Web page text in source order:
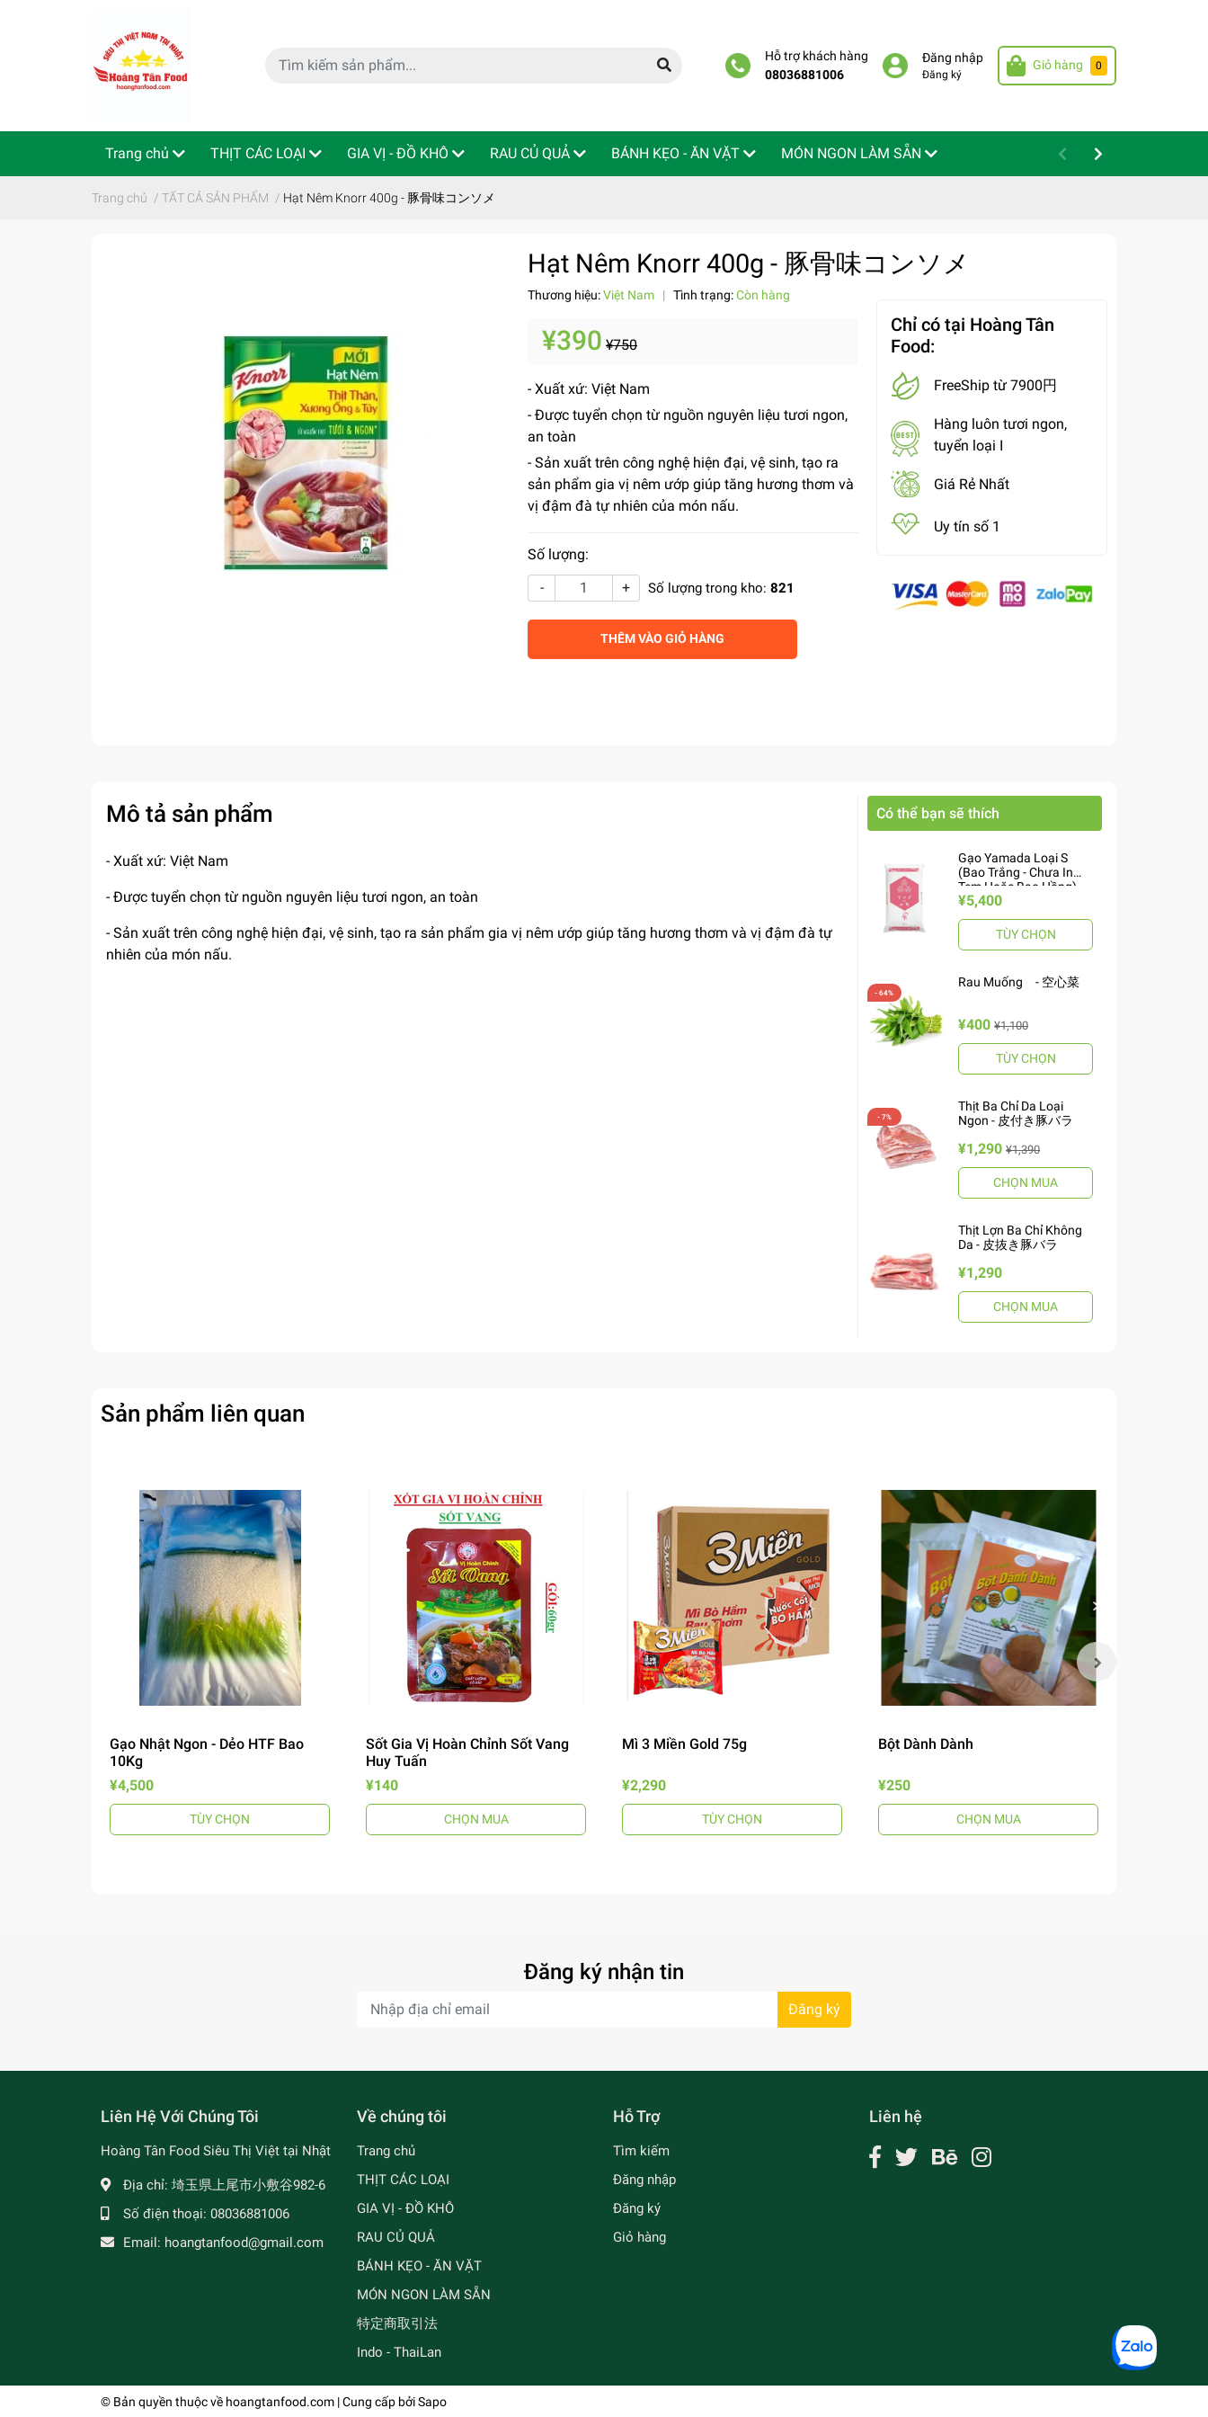
Hỗ trợ khách hàng
08036881006
Đăng nhập
Đăng ký
Giỏ hàng 0
Trang chủ THỊT CÁC LOẠI GIA VỊ - ĐỒ KHÔ RAU CỦ QUẢ BÁNH KẸO - ĂN VẶT MÓN NGON LÀM SẴN
特定商取引法 Indo - ThaiLan
Trang chủ / TẤT CẢ SẢN PHẨM / Hạt Nêm Knorr 400g - 豚骨味コンソメ
Hạt Nêm Knorr 400g - 豚骨味コンソメ
Thương hiệu:Việt Nam | Tình trạng:Còn hàng
¥390 ¥750
- Xuất xứ: Việt Nam
- Được tuyển chọn từ nguồn nguyên liệu tươi ngon,
an toàn
- Sản xuất trên công nghệ hiện đại, vệ sinh, tạo ra
sản phẩm gia vị nêm ướp giúp tăng hương thơm và
vị đậm đà tự nhiên của món nấu.
Số lượng:
-
+ Số lượng trong kho: 821
THÊM VÀO GIỎ HÀNG
Chỉ có tại Hoàng Tân
Food:
FreeShip từ 7900円
Hàng luôn tươi ngon,
tuyển loại I
Giá Rẻ Nhất
Uy tín số 1
Mô tả sản phẩm
- Xuất xứ: Việt Nam
- Được tuyển chọn từ nguồn nguyên liệu tươi ngon, an toàn
- Sản xuất trên công nghệ hiện đại, vệ sinh, tạo ra sản phẩm gia vị nêm ướp giúp tăng hương thơm và vị đậm đà tự
nhiên của món nấu.
Có thể bạn sẽ thích
Gạo Yamada Loại S
(Bao Trắng - Chưa In
Tem Hoặc Bao Hồng)
10kg ヤマダお米 S
¥5,400
TÙY CHỌN
Rau Muống - 空心菜
¥400 ¥1,100
TÙY CHỌN
Thịt Ba Chỉ Da Loại
Ngon - 皮付き豚バラ
¥1,290 ¥1,390
CHỌN MUA
Thịt Lợn Ba Chỉ Không
Da - 皮抜き豚バラ
¥1,290
CHỌN MUA
Sản phẩm liên quan
Gạo Nhật Ngon - Dẻo HTF Bao
10Kg
¥4,500
TÙY CHỌN
Sốt Gia Vị Hoàn Chỉnh Sốt Vang
Huy Tuấn
¥140
CHỌN MUA
Mì 3 Miền Gold 75g
¥2,290
TÙY CHỌN
Bột Dành Dành
¥250
CHỌN MUA
Đăng ký nhận tin
Đăng ký
Liên Hệ Với Chúng Tôi
Hoàng Tân Food Siêu Thị Việt tại Nhật
Địa chỉ: 埼玉県上尾市小敷谷982-6
Số điện thoại: 08036881006
Email: hoangtanfood@gmail.com
Về chúng tôi
Trang chủ
THỊT CÁC LOẠI
GIA VỊ - ĐỒ KHÔ
RAU CỦ QUẢ
BÁNH KẸO - ĂN VẶT
MÓN NGON LÀM SẴN
特定商取引法
Indo - ThaiLan
Hỗ Trợ
Tìm kiếm
Đăng nhập
Đăng ký
Giỏ hàng
Liên hệ
© Bản quyền thuộc về hoangtanfood.com | Cung cấp bởiSapo